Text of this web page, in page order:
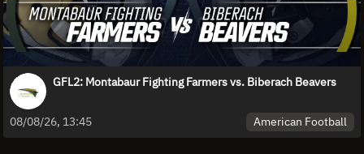
GFL2: Montabaur Fighting Farmers vs. Biberach Beavers
08/08/26, 13:45 American Football